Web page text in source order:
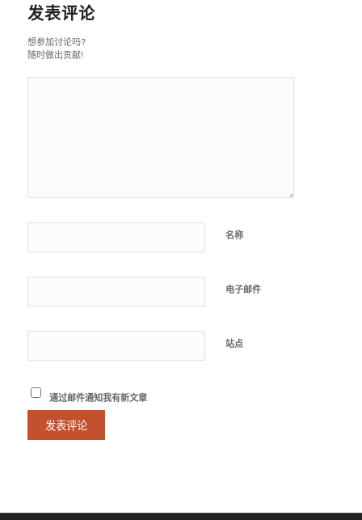
发表评论
想参加讨论吗?
随时做出贡献!
名称
电子邮件
站点
通过邮件通知我有新文章